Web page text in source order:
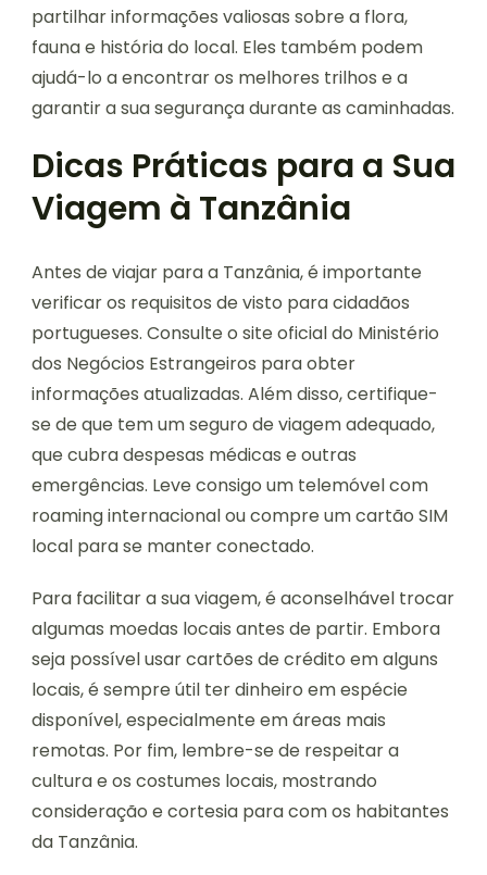
partilhar informações valiosas sobre a flora,
fauna e história do local. Eles também podem
ajudá-lo a encontrar os melhores trilhos e a
garantir a sua segurança durante as caminhadas.
Dicas Práticas para a Sua
Viagem à Tanzânia
Antes de viajar para a Tanzânia, é importante
verificar os requisitos de visto para cidadãos
portugueses. Consulte o site oficial do Ministério
dos Negócios Estrangeiros para obter
informações atualizadas. Além disso, certifique-
se de que tem um seguro de viagem adequado,
que cubra despesas médicas e outras
emergências. Leve consigo um telemóvel com
roaming internacional ou compre um cartão SIM
local para se manter conectado.
Para facilitar a sua viagem, é aconselhável trocar
algumas moedas locais antes de partir. Embora
seja possível usar cartões de crédito em alguns
locais, é sempre útil ter dinheiro em espécie
disponível, especialmente em áreas mais
remotas. Por fim, lembre-se de respeitar a
cultura e os costumes locais, mostrando
consideração e cortesia para com os habitantes
da Tanzânia.